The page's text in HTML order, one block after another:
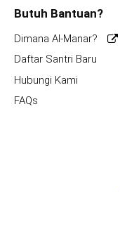
Butuh Bantuan?
Dimana Al-Manar?
Daftar Santri Baru
Hubungi Kami
FAQs